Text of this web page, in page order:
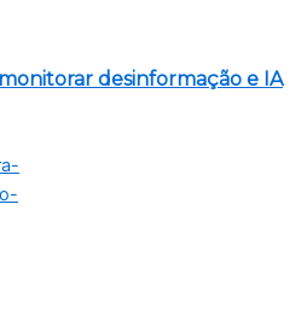
desinformação e IA